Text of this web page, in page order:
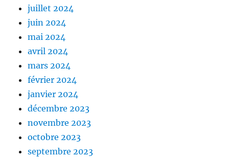
juillet 2024
juin 2024
mai 2024
avril 2024
mars 2024
février 2024
janvier 2024
décembre 2023
novembre 2023
octobre 2023
septembre 2023